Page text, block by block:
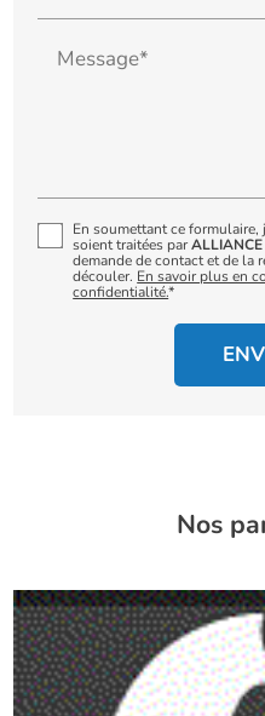
Message*
En soumettant ce
soient traitées parALLIANCE
demande de contact et de la
découler. En savoir plus en
confidentialité.*
Nos